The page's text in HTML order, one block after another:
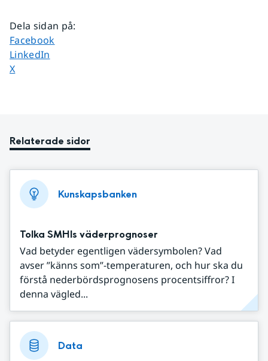
Dela sidan på:
Dela sidan på
Facebook
Dela sidan på
LinkedIn
Dela sidan på
X
Relaterade sidor
Kunskapsbanken
Tolka SMHIs väderprognoser
Vad betyder egentligen vädersymbolen? Vad
avser ”känns som”-temperaturen, och hur ska du
förstå nederbördsprognosens procentsiffror? I
denna vägled...
Data